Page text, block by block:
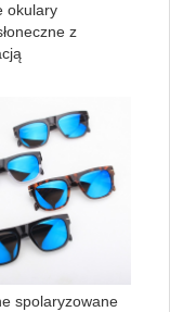
okulary
z
spolaryzowane